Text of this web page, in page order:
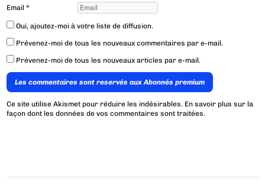
Email*
Oui, ajoutez-moi à votre liste de diffusion.
Prévenez-moi de tous les nouveaux commentaires par e-mail.
Prévenez-moi de tous les nouveaux articles par e-mail.
Les commentaires sont reservés aux Abonnés premium
Ce site utilise Akismet pour réduire les indésirables. En savoir plus sur la
façon dont les données de vos commentaires sont traitées.